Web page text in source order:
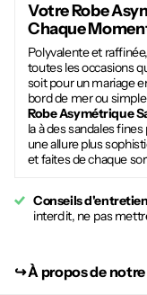
VotreRobe
Chaque
Polyvalente et
toutes les occasions
soit pour un mariage
bord de mer ou
Robe Asymétrique
la à des sandales
une allure plus
et faites de chaque
Conseils
interdit, ne pas
↪︎À propos de